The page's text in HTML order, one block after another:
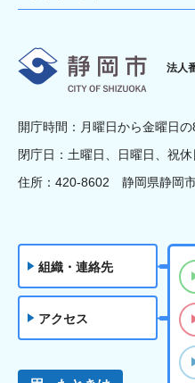
静法人
開庁時間：月曜日から金曜日
閉庁日：土曜日、日曜日、祝
住所：420-8602 静岡県静岡
組織・連絡先
アクセス